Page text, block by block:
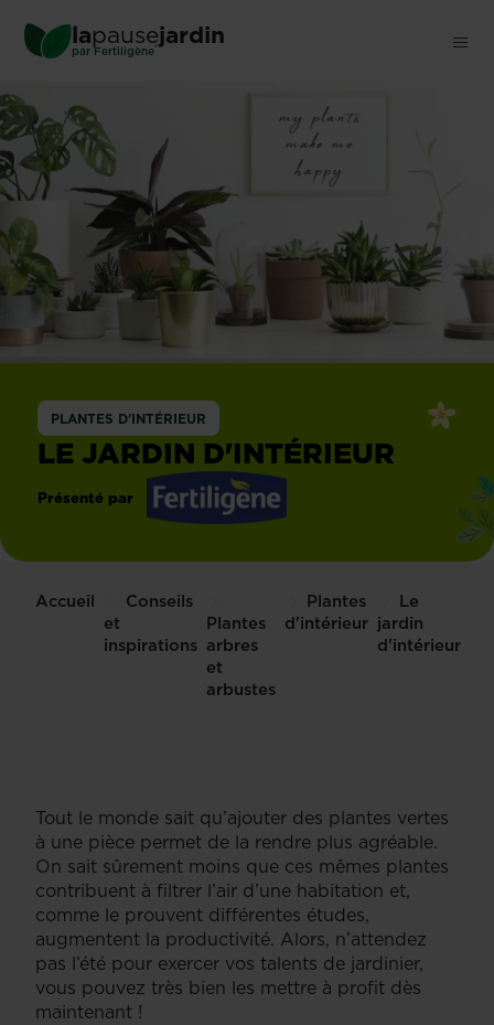
main
lapausejardin
par Fertiligène®
PLANTES D'INTÉRIEUR
LE JARDIN D'INTÉRIEUR
Présenté par
Accueil
Conseils
et
inspirations
Plantes
arbres
et
arbustes
Plantes
d'intérieur
Le
jardin
d'intérieur
Tout le monde sait qu’ajouter des plantes vertes
à une pièce permet de la rendre plus agréable.
On sait sûrement moins que ces mêmes plantes
contribuent à filtrer l’air d’une habitation et,
comme le prouvent différentes études,
augmentent la productivité. Alors, n’attendez
pas l’été pour exercer vos talents de jardinier,
vous pouvez très bien les mettre à profit dès
maintenant !